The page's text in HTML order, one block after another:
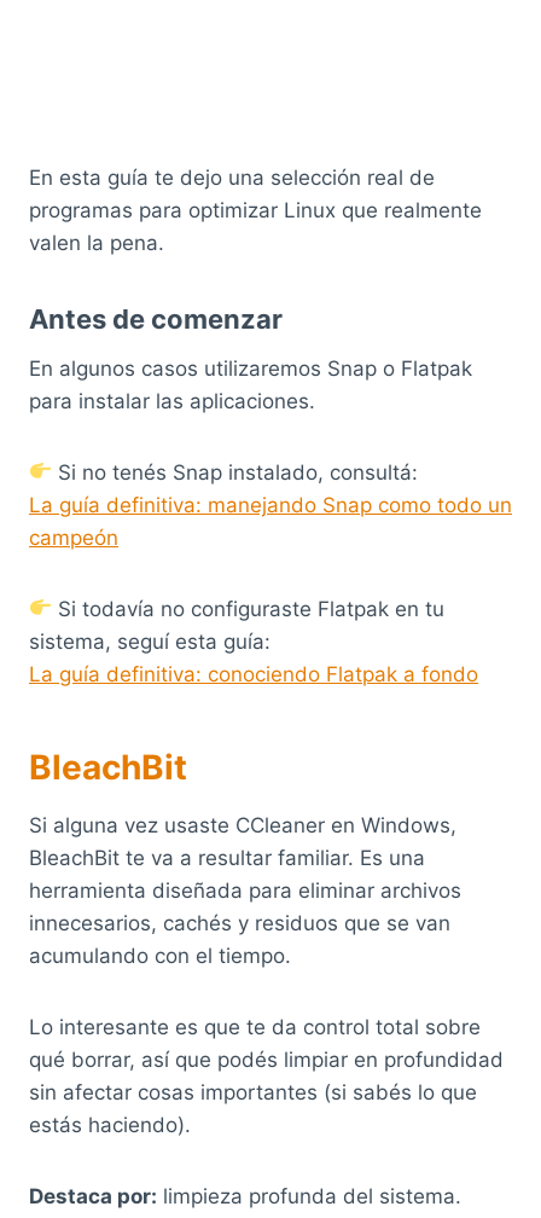
En esta guía te dejo una selección real de
programas para optimizar Linux que realmente
valen la pena.
Antes de comenzar
En algunos casos utilizaremos Snap o Flatpak
para instalar las aplicaciones.
Si no tenés Snap instalado, consultá:
La guía definitiva: manejando Snap como todo un
campeón
Si todavía no configuraste Flatpak en tu
sistema, seguí esta guía:
La guía definitiva: conociendo Flatpak a fondo
BleachBit
Si alguna vez usaste CCleaner en Windows,
BleachBit te va a resultar familiar. Es una
herramienta diseñada para eliminar archivos
innecesarios, cachés y residuos que se van
acumulando con el tiempo.
Lo interesante es que te da control total sobre
qué borrar, así que podés limpiar en profundidad
sin afectar cosas importantes (si sabés lo que
estás haciendo).
Destaca por: limpieza profunda del sistema.